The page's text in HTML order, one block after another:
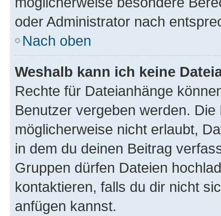
oder Administrator nach
Nach oben
Weshalb kann ich keine
Rechte für Dateianhänge
Benutzer vergeben werden.
möglicherweise nicht erlaubt,
in dem du deinen Beitrag
Gruppen dürfen Dateien
kontaktieren, falls du dir nicht
anfügen kannst.